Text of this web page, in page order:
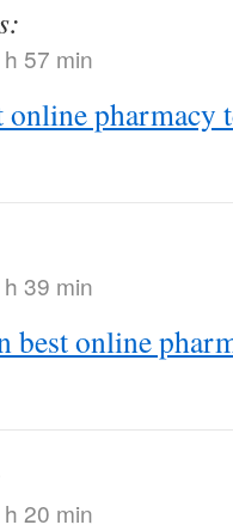
57 min
online pharmacy
39 min
best online
20 min